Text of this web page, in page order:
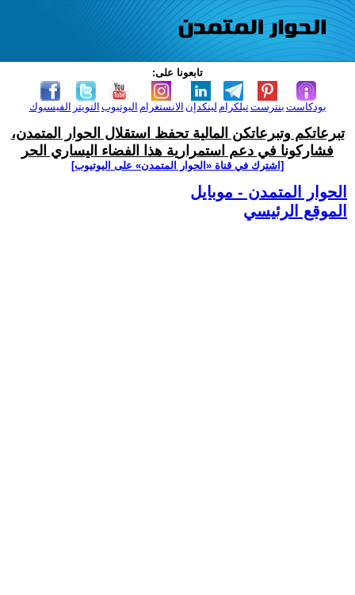
تابعونا على:
الفيسبوك التويتر اليوتيوب الانستغرام لينكدإن تيلكرامبنترست بودكاست
تبرعاتكم وتبرعاتكن المالية تحفظ استقلال الحوار المتمدن،
فشاركونا في دعم استمرارية هذا الفضاء اليساري الحر
[اشترك في قناة ‫«الحوار المتمدن» على اليوتيوب]
الحوار المتمدن - موبايل
الموقع الرئيسي